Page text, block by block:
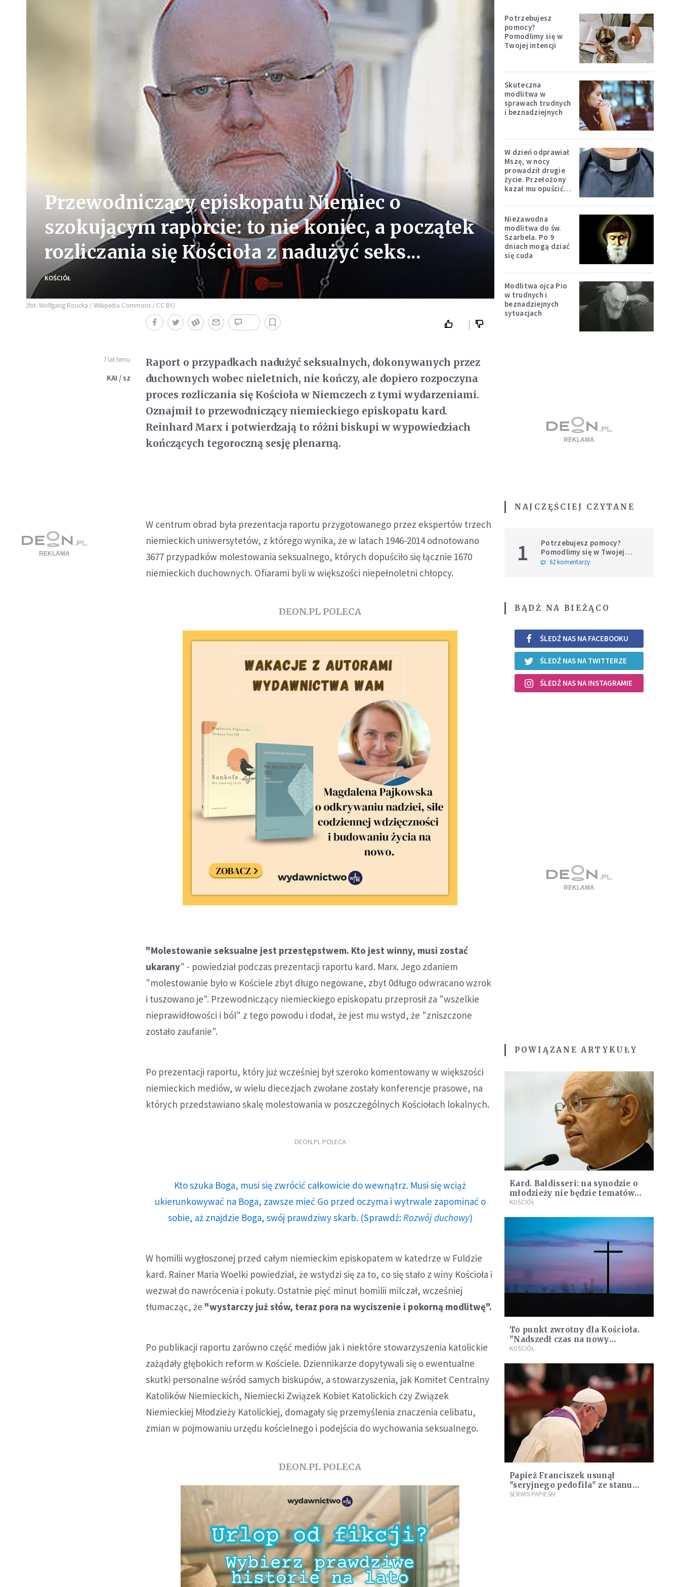
Przewodniczący episkopatu Niemiec o
szokującym raporcie: to nie koniec, a początek
rozliczania się Kościoła z nadużyć seks...
KOŚCIÓŁ
(fot. Wolfgang Roucka / Wikipedia Commons / CC BY)
7 lat temu
KAI / sz
Raport o przypadkach nadużyć seksualnych, dokonywanych przez
duchownych wobec nieletnich, nie kończy, ale dopiero rozpoczyna
proces rozliczania się Kościoła w Niemczech z tymi wydarzeniami.
Oznajmił to przewodniczący niemieckiego episkopatu kard.
Reinhard Marx i potwierdzają to różni biskupi w wypowiedziach
kończących tegoroczną sesję plenarną.
W centrum obrad była prezentacja raportu przygotowanego przez ekspertów trzech
niemieckich uniwersytetów, z którego wynika, że w latach 1946-2014 odnotowano
3677 przypadków molestowania seksualnego, których dopuściło się łącznie 1670
niemieckich duchownych. Ofiarami byli w większości niepełnoletni chłopcy.
DEON.PL POLECA
"Molestowanie seksualne jest przestępstwem. Kto jest winny, musi zostać
ukarany" - powiedział podczas prezentacji raportu kard. Marx. Jego zdaniem
"molestowanie było w Kościele zbyt długo negowane, zbyt 0długo odwracano wzrok
i tuszowano je". Przewodniczący niemieckiego episkopatu przeprosił za "wszelkie
nieprawidłowości i ból" z tego powodu i dodał, że jest mu wstyd, że "zniszczone
zostało zaufanie".
Po prezentacji raportu, który już wcześniej był szeroko komentowany w większości
niemieckich mediów, w wielu diecezjach zwołane zostały konferencje prasowe, na
których przedstawiano skalę molestowania w poszczególnych Kościołach lokalnych.
DEON.PL POLECA
Kto szuka Boga, musi się zwrócić całkowicie do wewnątrz. Musi się wciąż
ukierunkowywać na Boga, zawsze mieć Go przed oczyma i wytrwale zapominać o
sobie, aż znajdzie Boga, swój prawdziwy skarb. (Sprawdź: Rozwój duchowy)
W homilii wygłoszonej przed całym niemieckim episkopatem w katedrze w Fuldzie
kard. Rainer Maria Woelki powiedział, że wstydzi się za to, co się stało z winy Kościoła i
wezwał do nawrócenia i pokuty. Ostatnie pięć minut homilii milczał, wcześniej
tłumacząc, że "wystarczy już słów, teraz pora na wyciszenie i pokorną modlitwę".
Po publikacji raportu zarówno część mediów jak i niektóre stowarzyszenia katolickie
zażądały głębokich reform w Kościele. Dziennikarze dopytywali się o ewentualne
skutki personalne wśród samych biskupów, a stowarzyszenia, jak Komitet Centralny
Katolików Niemieckich, Niemiecki Związek Kobiet Katolickich czy Związek
Niemieckiej Młodzieży Katolickiej, domagały się przemyślenia znaczenia celibatu,
zmian w pojmowaniu urzędu kościelnego i podejścia do wychowania seksualnego.
DEON.PL POLECA
Potrzebujesz
pomocy?
Pomodlimy się w
Twojej intencji
Skuteczna
modlitwa w
sprawach trudnych
i beznadziejnych
W dzień odprawiał
Mszę, w nocy
prowadził drugie
życie. Przełożony
kazał mu opuścić
Niezawodna
modlitwa do św.
Szarbela. Po 9
dniach mogą dziać
się cuda
Modlitwa ojca Pio
w trudnych i
beznadziejnych
sytuacjach
NAJCZĘŚCIEJ CZYTANE
1
Potrzebujesz pomocy?
Pomodlimy się w Twojej
intencji
62 komentarzy
BĄDŹ NA BIEŻĄCO
ŚLEDŹ NAS NA FACEBOOKU
ŚLEDŹ NAS NA TWITTERZE
ŚLEDŹ NAS NA INSTAGRAMIE
POWIĄZANE ARTYKUŁY
Kard. Baldisseri: na synodzie o
młodzieży nie będzie tematów
tabu
KOŚCIÓŁ
To punkt zwrotny dla Kościoła.
"Nadszedł czas na nowy
początek"
KOŚCIÓŁ
Papież Franciszek usunął
"seryjnego pedofila" ze stanu
kapłańskiego
SERWIS PAPIESKI